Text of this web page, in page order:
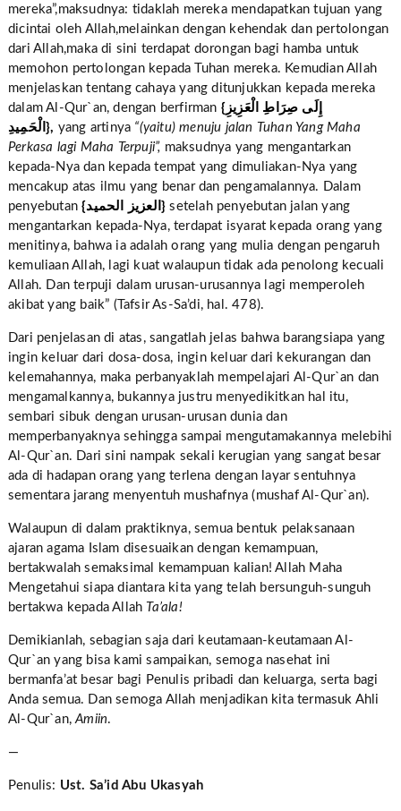
mereka”,maksudnya: tidaklah mereka mendapatkan tujuan yang
dicintai oleh Allah,melainkan dengan kehendak dan pertolongan
dari Allah,maka di sini terdapat dorongan bagi hamba untuk
memohon pertolongan kepada Tuhan mereka. Kemudian Allah
menjelaskan tentang cahaya yang ditunjukkan kepada mereka
dalam Al-Qur`an, dengan berfirman {إِلَى صِرَاطِ الْعَزِيزِ
الْحَمِيدِ}, yang artinya “(yaitu) menuju jalan Tuhan Yang Maha
Perkasa lagi Maha Terpuji”, maksudnya yang mengantarkan
kepada-Nya dan kepada tempat yang dimuliakan-Nya yang
mencakup atas ilmu yang benar dan pengamalannya. Dalam
penyebutan
{العزيز الحميد} setelah penyebutan jalan yang
mengantarkan kepada-Nya, terdapat isyarat kepada orang yang
menitinya, bahwa ia adalah orang yang mulia dengan pengaruh
kemuliaan Allah, lagi kuat walaupun tidak ada penolong kecuali
Allah. Dan terpuji dalam urusan-urusannya lagi memperoleh
akibat yang baik” (Tafsir As-Sa’di, hal. 478).
Dari penjelasan di atas, sangatlah jelas bahwa barangsiapa yang
ingin keluar dari dosa-dosa, ingin keluar dari kekurangan dan
kelemahannya, maka perbanyaklah mempelajari Al-Qur`an dan
mengamalkannya, bukannya justru menyedikitkan hal itu,
sembari sibuk dengan urusan-urusan dunia dan
memperbanyaknya sehingga sampai mengutamakannya melebihi
Al-Qur`an. Dari sini nampak sekali kerugian yang sangat besar
ada di hadapan orang yang terlena dengan layar sentuhnya
sementara jarang menyentuh mushafnya (mushaf Al-Qur`an).
Walaupun di dalam praktiknya, semua bentuk pelaksanaan
ajaran agama Islam disesuaikan dengan kemampuan,
bertakwalah semaksimal kemampuan kalian! Allah Maha
Mengetahui siapa diantara kita yang telah bersunguh-sunguh
bertakwa kepada Allah Ta’ala!
Demikianlah, sebagian saja dari keutamaan-keutamaan Al-
Qur`an yang bisa kami sampaikan, semoga nasehat ini
bermanfa’at besar bagi Penulis pribadi dan keluarga, serta bagi
Anda semua. Dan semoga Allah menjadikan kita termasuk Ahli
Al-Qur`an,Amiin.
—
Penulis: Ust. Sa’id Abu Ukasyah